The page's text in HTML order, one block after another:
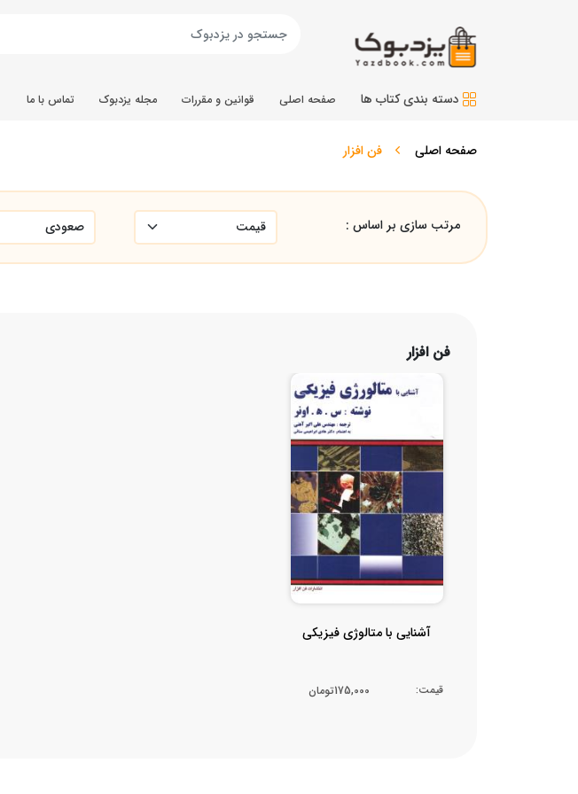
دسته بندی کتاب ها صفحه اصلی قوانین و مقررات مجله یزدبوک تماس با ما
صفحه اصلی فن افزار
مرتب سازی بر اساس :
فن افزار
آشنایی با متالوژی فیزیکی
قیمت: 175,000تومان